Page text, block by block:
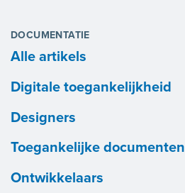
DOCUMENTATIE
Alle artikels
Digitale toegankelijkheid
Designers
Toegankelijke documenten
Ontwikkelaars